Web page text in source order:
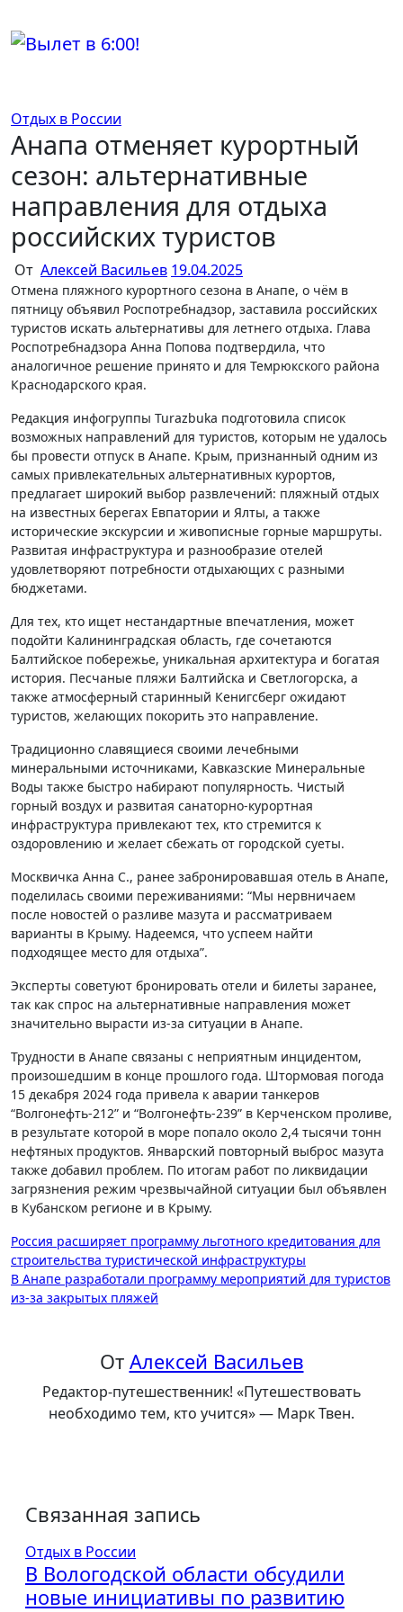
содержимому
Отдых в России
Анапа отменяет курортный
сезон: альтернативные
направления для отдыха
российских туристов
От Алексей Васильев 19.04.2025
Отмена пляжного курортного сезона в Анапе, о чём в
пятницу объявил Роспотребнадзор, заставила российских
туристов искать альтернативы для летнего отдыха. Глава
Роспотребнадзора Анна Попова подтвердила, что
аналогичное решение принято и для Темрюкского района
Краснодарского края.
Редакция инфогруппы Turazbuka подготовила список
возможных направлений для туристов, которым не удалось
бы провести отпуск в Анапе. Крым, признанный одним из
самых привлекательных альтернативных курортов,
предлагает широкий выбор развлечений: пляжный отдых
на известных берегах Евпатории и Ялты, а также
исторические экскурсии и живописные горные маршруты.
Развитая инфраструктура и разнообразие отелей
удовлетворяют потребности отдыхающих с разными
бюджетами.
Для тех, кто ищет нестандартные впечатления, может
подойти Калининградская область, где сочетаются
Балтийское побережье, уникальная архитектура и богатая
история. Песчаные пляжи Балтийска и Светлогорска, а
также атмосферный старинный Кенигсберг ожидают
туристов, желающих покорить это направление.
Традиционно славящиеся своими лечебными
минеральными источниками, Кавказские Минеральные
Воды также быстро набирают популярность. Чистый
горный воздух и развитая санаторно-курортная
инфраструктура привлекают тех, кто стремится к
оздоровлению и желает сбежать от городской суеты.
Москвичка Анна С., ранее забронировавшая отель в Анапе,
поделилась своими переживаниями: “Мы нервничаем
после новостей о разливе мазута и рассматриваем
варианты в Крыму. Надеемся, что успеем найти
подходящее место для отдыха”.
Эксперты советуют бронировать отели и билеты заранее,
так как спрос на альтернативные направления может
значительно вырасти из-за ситуации в Анапе.
Трудности в Анапе связаны с неприятным инцидентом,
произошедшим в конце прошлого года. Штормовая погода
15 декабря 2024 года привела к аварии танкеров
“Волгонефть-212” и “Волгонефть-239” в Керченском проливе,
в результате которой в море попало около 2,4 тысячи тонн
нефтяных продуктов. Январский повторный выброс мазута
также добавил проблем. По итогам работ по ликвидации
загрязнения режим чрезвычайной ситуации был объявлен
в Кубанском регионе и в Крыму.
Навигация
по
записям
Россия расширяет программу льготного кредитования для
строительства туристической инфраструктуры
В Анапе разработали программу мероприятий для туристов
из-за закрытых пляжей
От Алексей Васильев
Редактор-путешественник! «Путешествовать
необходимо тем, кто учится» — Марк Твен.
Связанная запись
Отдых в России
В Вологодской области обсудили
новые инициативы по развитию